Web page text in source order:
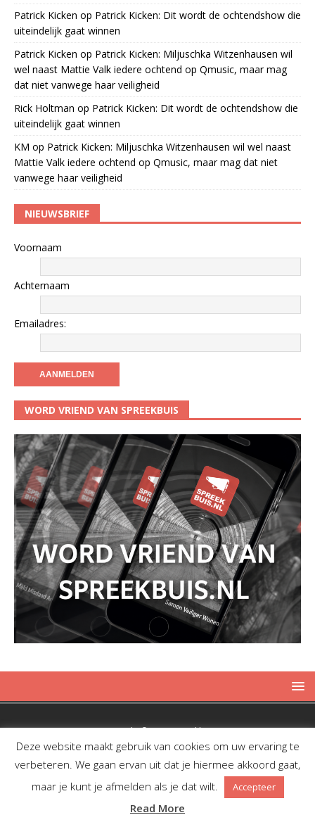
Patrick Kicken op Patrick Kicken: Dit wordt de ochtendshow die
uiteindelijk gaat winnen
Patrick Kicken op Patrick Kicken: Miljuschka Witzenhausen wil
wel naast Mattie Valk iedere ochtend op Qmusic, maar mag
dat niet vanwege haar veiligheid
Rick Holtman op Patrick Kicken: Dit wordt de ochtendshow die
uiteindelijk gaat winnen
KM op Patrick Kicken: Miljuschka Witzenhausen wil wel naast
Mattie Valk iedere ochtend op Qmusic, maar mag dat niet
vanwege haar veiligheid
NIEUWSBRIEF
Voornaam
Achternaam
Emailadres:
WORD VRIEND VAN SPREEKBUIS
Copyright © 2019 Spreekbuis
Deze website maakt gebruik van cookies om uw ervaring te
verbeteren. We gaan ervan uit dat je hiermee akkoord gaat,
maar je kunt je afmelden als je dat wilt.
Accepteer
Read More